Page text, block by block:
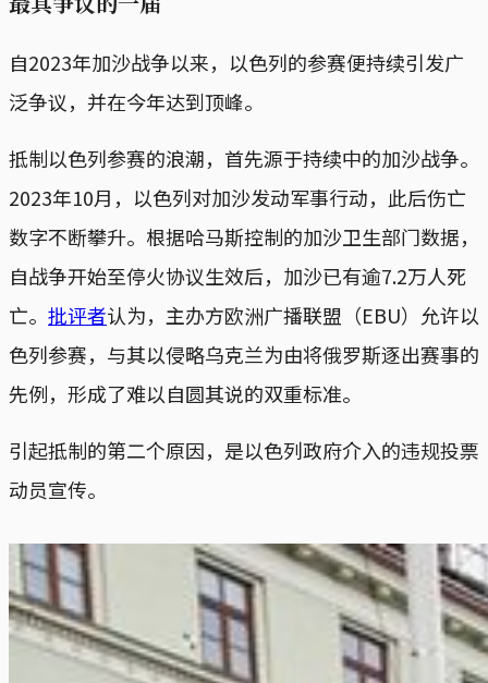
自2023年加沙战争以来，以色列的参赛便持续引发广
泛争议，并在今年达到顶峰。
抵制以色列参赛的浪潮，首先源于持续中的加沙战争。
2023年10月，以色列对加沙发动军事行动，此后伤亡
数字不断攀升。根据哈马斯控制的加沙卫生部门数据，
自战争开始至停火协议生效后，加沙已有逾7.2万人死
亡。 批评者认为，主办方欧洲广播联盟（EBU）允许以
色列参赛，与其以侵略乌克兰为由将俄罗斯逐出赛事的
先例，形成了难以自圆其说的双重标准。
引起抵制的第二个原因，是以色列政府介入的违规投票
动员宣传。